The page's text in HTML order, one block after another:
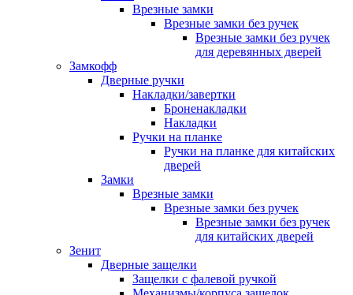
Врезные замки
Врезные замки без ручек
Врезные замки без ручек
для деревянных дверей
Замкофф
Дверные ручки
Накладки/завертки
Броненакладки
Накладки
Ручки на планке
Ручки на планке для китайских
дверей
Замки
Врезные замки
Врезные замки без ручек
Врезные замки без ручек
для китайских дверей
Зенит
Дверные защелки
Защелки с фалевой ручкой